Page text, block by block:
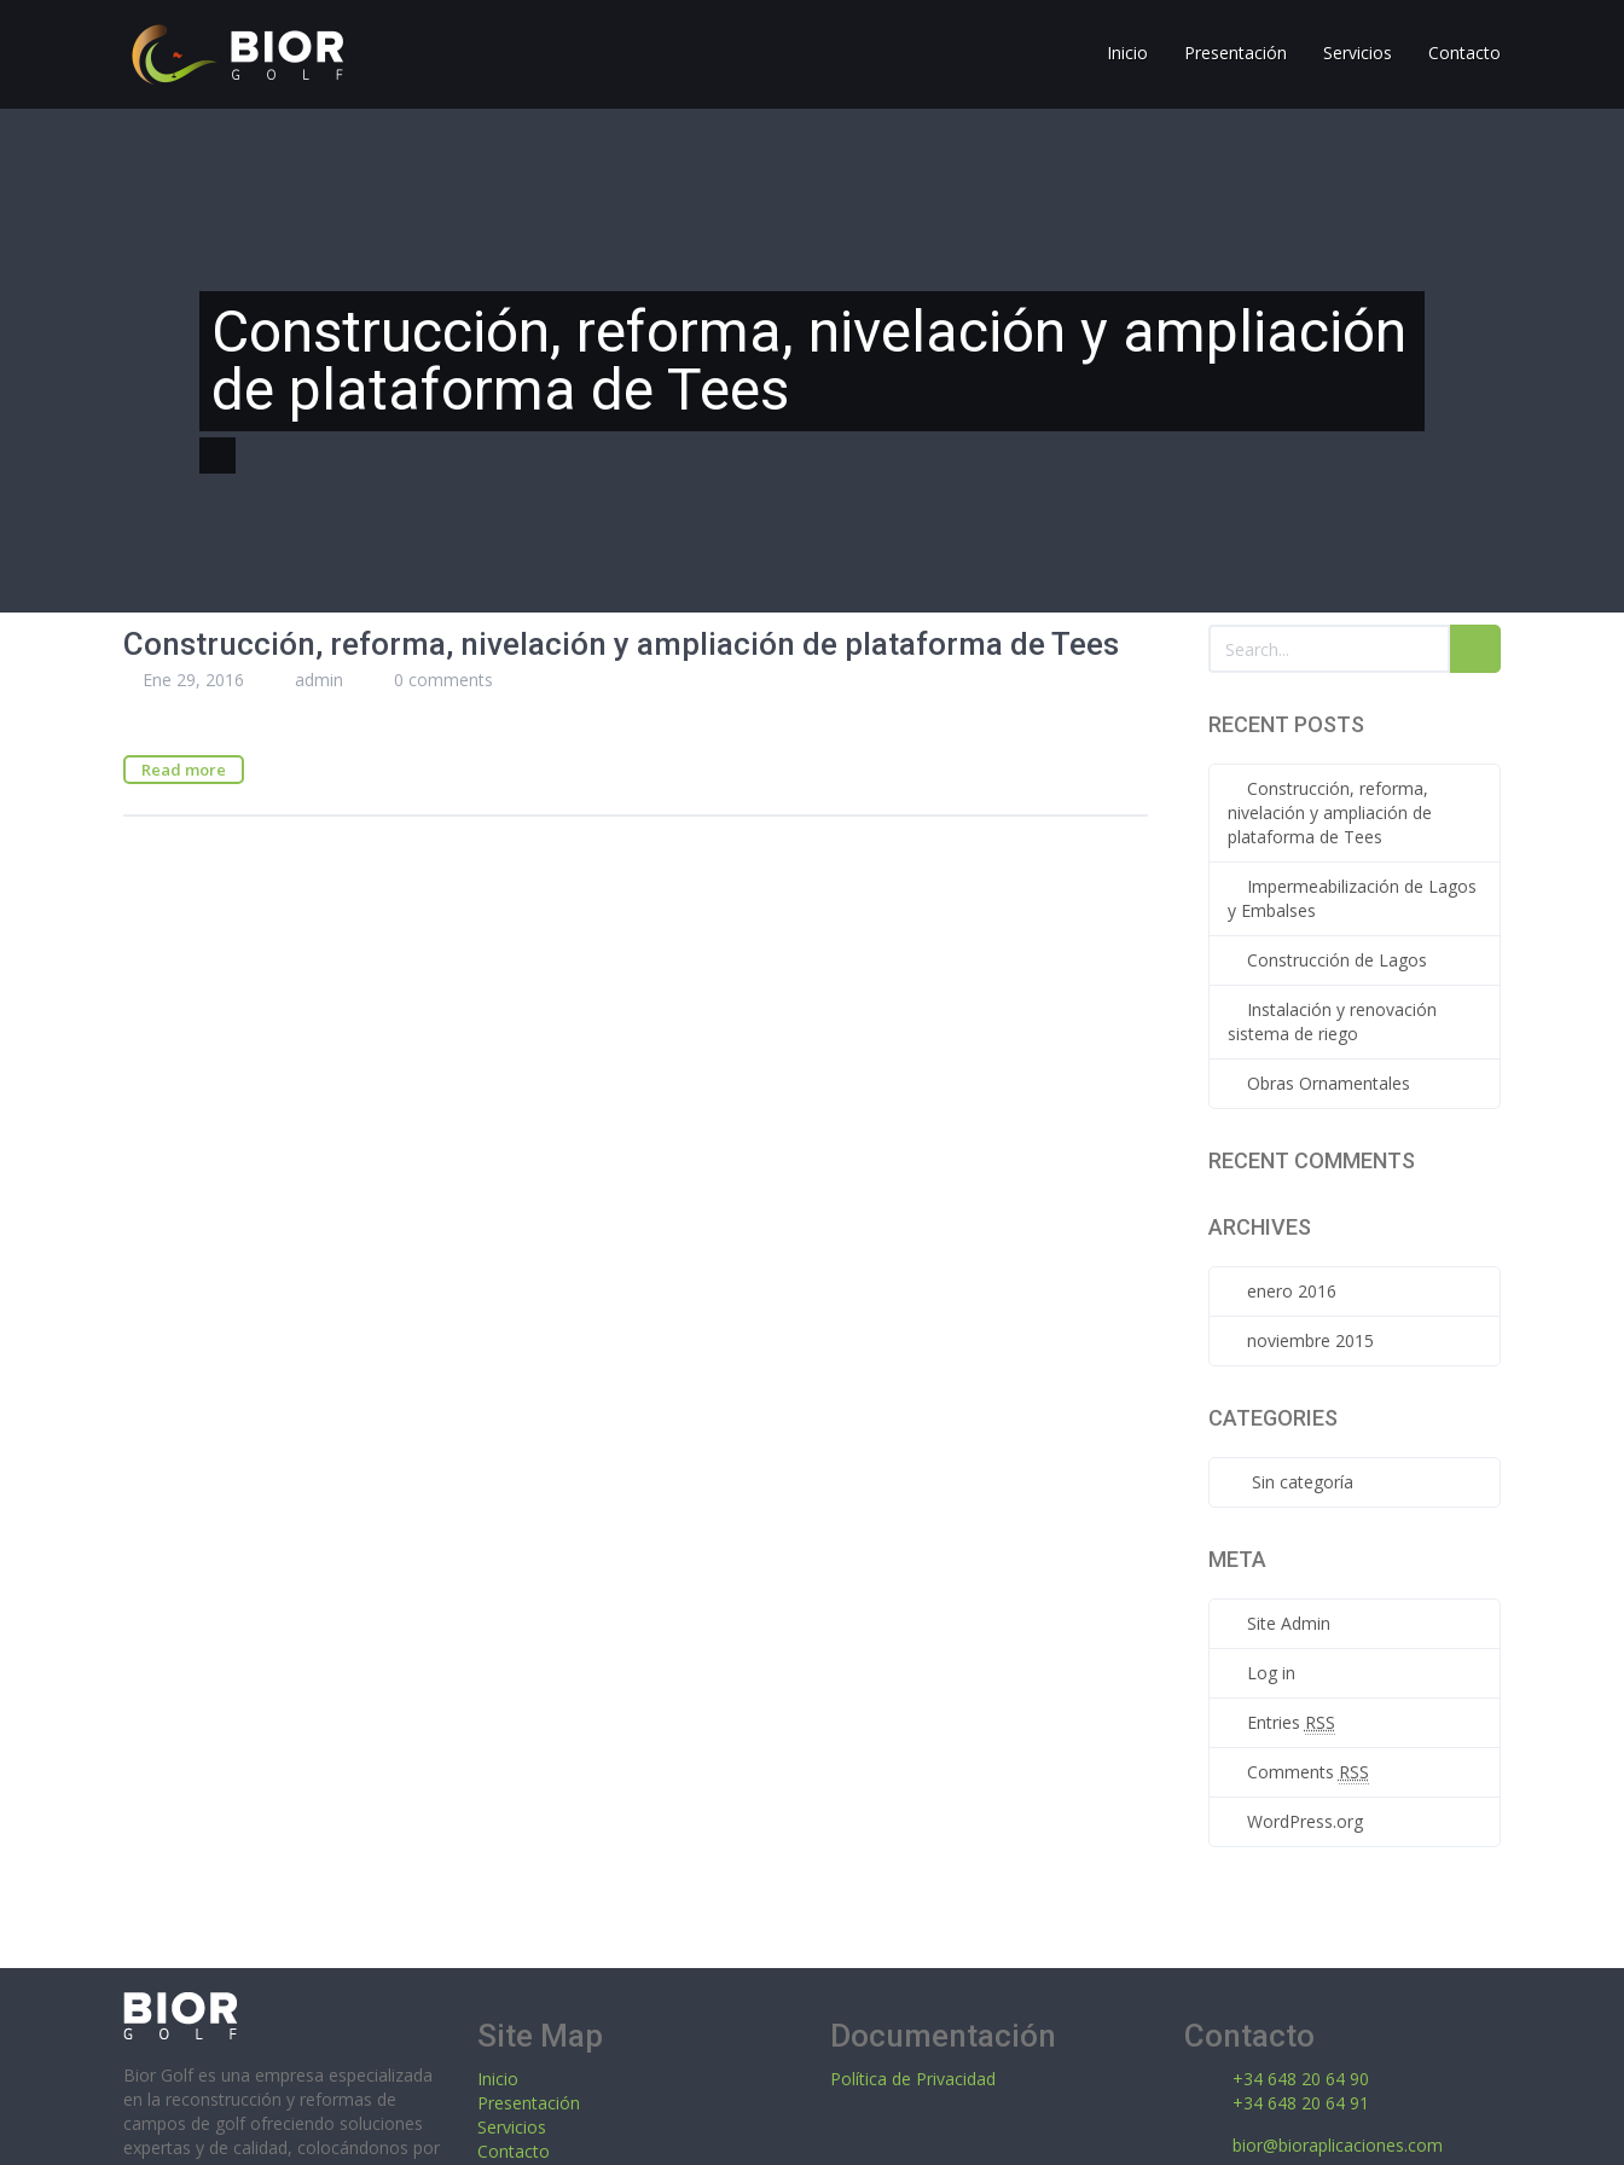
Inicio Presentación Servicios Contacto
Construcción, reforma, nivelación y ampliación
de plataforma de Tees
RECENT POSTS
Construcción, reforma,
nivelación y ampliación de
plataforma de Tees
Impermeabilización de Lagos
y Embalses
Construcción de Lagos
Instalación y renovación
sistema de riego
Obras Ornamentales
RECENT COMMENTS
ARCHIVES
enero 2016
noviembre 2015
CATEGORIES
Sin categoría
META
Site Admin
Log in
Entries RSS
Comments RSS
WordPress.org
Construcción, reforma, nivelación y ampliación de plataforma de Tees
Ene 29, 2016 admin 0 comments
Read more
Bior Golf es una empresa especializada
en la reconstrucción y reformas de
campos de golf ofreciendo soluciones
expertas y de calidad, colocándonos por
Site Map
Inicio
Presentación
Servicios
Contacto
Documentación
Política de Privacidad
Contacto
+34 648 20 64 90
+34 648 20 64 91
bior@bioraplicaciones.com